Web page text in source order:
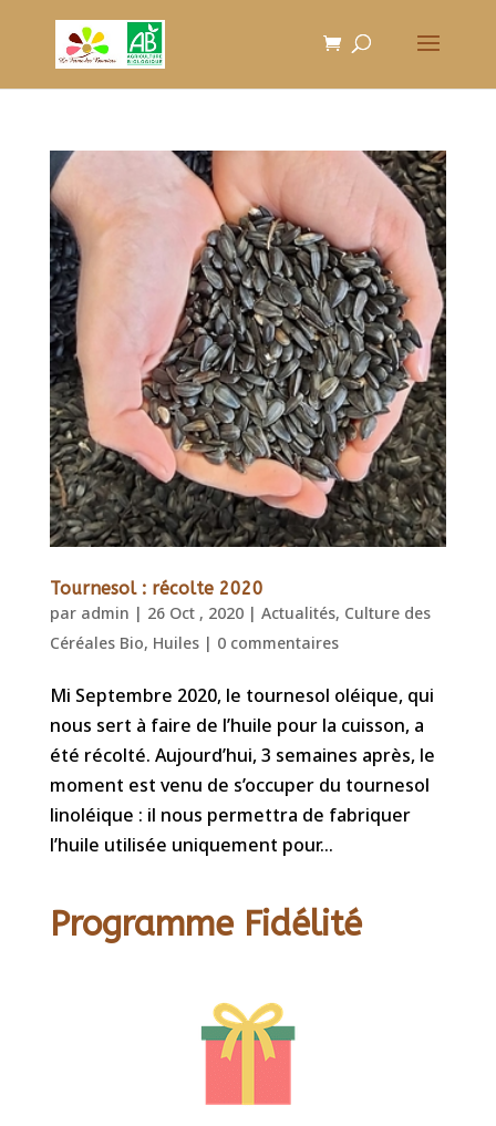
Tournesol : récolte 2020
par admin | 26 Oct , 2020| Actualités, Culture des
Céréales Bio, Huiles| 0 commentaires
Mi Septembre 2020, le tournesol oléique, qui
nous sert à faire de l’huile pour la cuisson, a
été récolté. Aujourd’hui, 3 semaines après, le
moment est venu de s’occuper du tournesol
linoléique : il nous permettra de fabriquer
l’huile utilisée uniquement pour...
Programme Fidélité